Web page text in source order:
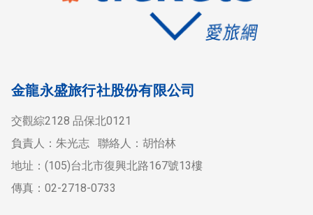
金龍永盛旅行社股份有限公司
交觀綜2128 品保北0121
負責人：朱光志 聯絡人：胡怡林
地址：(105)台北市復興北路167號13樓
傳真：02-2718-0733